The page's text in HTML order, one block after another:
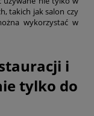
takich jak salon czy
wykorzystać w
i
tylko do